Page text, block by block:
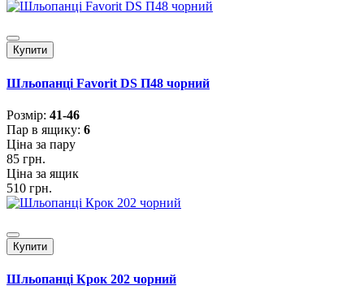
Купити
Шльопанці Favorit DS П48 чорний
Розмiр: 41-46
Пар в ящику: 6
Ціна за пару
85 грн.
Ціна за ящик
510 грн.
Купити
Шльопанці Крок 202 чорний